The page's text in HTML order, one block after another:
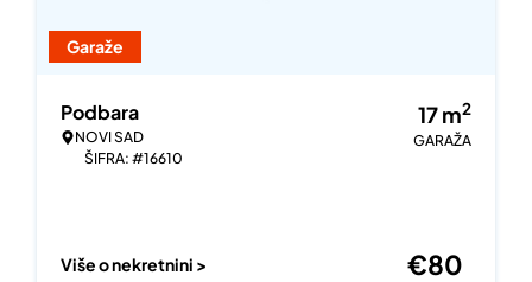
Garaže
Podbara
NOVI SAD
ŠIFRA: #16610
17m2
GARAŽA
Više o nekretnini > €80